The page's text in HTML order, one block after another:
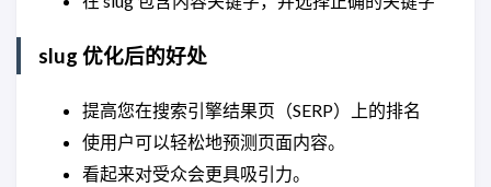
slug 优化后的好处
提高您在搜索引擎结果页（SERP）上的排名
使用户可以轻松地预测页面内容。
看起来对受众会更具吸引力。